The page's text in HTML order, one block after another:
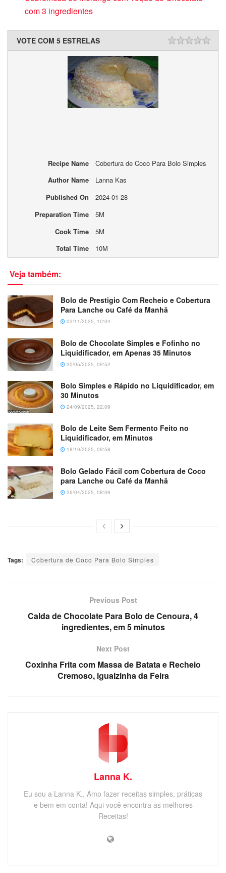
com 3 ingredientes
VOTE COM 5 ESTRELAS
Recipe Name
Cobertura de Coco Para Bolo Simples
Author Name
Lanna Kas
Published On
2024-01-28
Preparation Time
5M
Cook Time
5M
Total Time
10M
Veja também:
Bolo de Prestigio Com Recheio e Cobertura
Para Lanche ou Café da Manhã
02/11/2025, 10:04
Bolo de Chocolate Simples e Fofinho no
Liquidificador, em Apenas 35 Minutos
20/05/2025, 09:52
Bolo Simples e Rápido no Liquidificador, em
30 Minutos
24/09/2025, 22:09
Bolo de Leite Sem Fermento Feito no
Liquidificador, em Minutos
18/10/2025, 09:58
Bolo Gelado Fácil com Cobertura de Coco
para Lanche ou Café da Manhã
26/04/2025, 08:09
Tags: Cobertura de Coco Para Bolo Simples
Previous Post
Calda de Chocolate Para Bolo de Cenoura, 4
ingredientes, em 5 minutos
Next Post
Coxinha Frita com Massa de Batata e Recheio
Cremoso, igualzinha da Feira
Lanna K.
Eu sou a Lanna K., Amo fazer receitas simples, práticas
e bem em conta! Aqui você encontra as melhores
Receitas!